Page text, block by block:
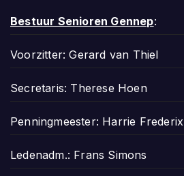
Bestuur Senioren Gennep:
Voorzitter: Gerard van Thiel
Secretaris: Therese Hoen
Penningmeester: Harrie Frederix
Ledenadm.: Frans Simons